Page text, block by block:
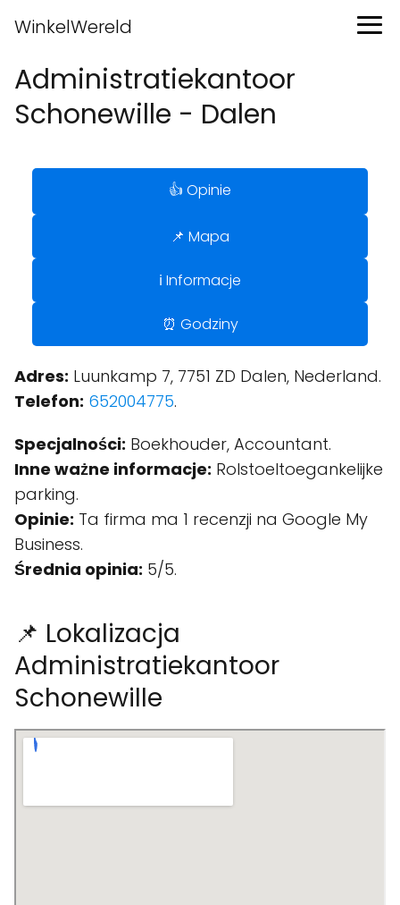
WinkelWereld
Administratiekantoor
Schonewille - Dalen
👍 Opinie
📌 Mapa
ℹ️ Informacje
⏰ Godziny
Adres: Luunkamp 7, 7751 ZD Dalen, Nederland.
Telefon: 652004775.
Specjalności: Boekhouder, Accountant.
Inne ważne informacje: Rolstoeltoegankelijke
parking.
Opinie: Ta firma ma 1 recenzji na Google My
Business.
Średnia opinia: 5/5.
📌 Lokalizacja
Administratiekantoor
Schonewille